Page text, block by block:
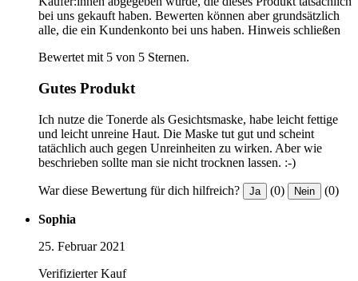
bei uns gekauft haben. Bewerten können aber grundsätzlich
alle, die ein Kundenkonto bei uns haben. Hinweis schließen
Bewertet mit 5 von 5 Sternen.
Gutes Produkt
Ich nutze die Tonerde als Gesichtsmaske, habe leicht fettige
und leicht unreine Haut. Die Maske tut gut und scheint
tatächlich auch gegen Unreinheiten zu wirken. Aber wie
beschrieben sollte man sie nicht trocknen lassen. :-)
War diese Bewertung für dich hilfreich? Ja (0) Nein (0)
Sophia
25. Februar 2021
Verifizierter Kauf